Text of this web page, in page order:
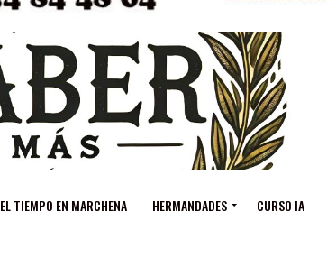
EL TIEMPO EN MARCHENA HERMANDADES CURSO IA